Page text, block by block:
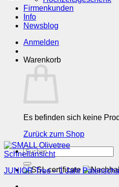
Firmenkunden
Info
Newsblog
Anmelden
Warenkorb
Es befinden sich keine
Zurück zum Shop
Suchen
nach:
Schnellansicht
JUNIOR Tree – 1 Jahr